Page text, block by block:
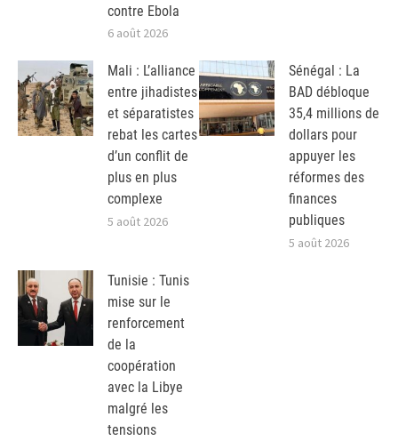
contre Ebola
6 août 2026
Mali : L’alliance
entre jihadistes
et séparatistes
rebat les cartes
d’un conflit de
plus en plus
complexe
5 août 2026
Sénégal : La
BAD débloque
35,4 millions de
dollars pour
appuyer les
réformes des
finances
publiques
5 août 2026
Tunisie : Tunis
mise sur le
renforcement
de la
coopération
avec la Libye
malgré les
tensions